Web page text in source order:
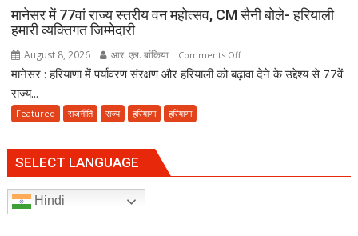
दूसरी
मानेसर में 77वां राज्य स्तरीय वन महोत्सव, CM सैनी बोले- हरियाली
हमारी व्यक्तिगत जिम्मेदारी
August 8, 2026 आर. एल. बांकिया Comments Offon
मानेसर
महोत्सव,
मानेसर : हरियाणा में पर्यावरण संरक्षण और हरियाली को बढ़ावा देने के उद्देश्य से 77वें
राज्य...
Featured राजनीति राज्य हरियाणा हरियाणा
SELECT LANGUAGE
Hindi